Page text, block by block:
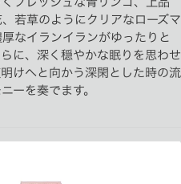
若草のようにクリアなローズマ
なイランイランがゆったりと
に、深く穏やかな眠りを思わせ
けへと向かう深閑とした時の流
ーを奏でます。